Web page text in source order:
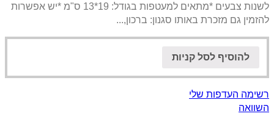
לשנות צבעים *מתאים למעטפות בגודל: 19*13 ס"מ *יש אפשרות
להזמין גם מזכרת באותו סגנון: ברכון,...
להוסיף לסל קניות
רשימה העדפות שלי
השוואה